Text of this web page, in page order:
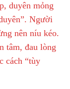
duyên mỏng
Người
nên níu kéo.
tâm, đau lòng
cách “tùy